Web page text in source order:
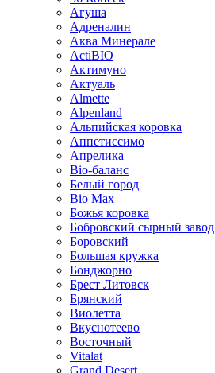
Агуша
Адреналин
Аква Минерале
ActiBIO
Актимуно
Актуаль
Almette
Alpenland
Альпийская коровка
Аппетиссимо
Апрелика
Bio-баланс
Белый город
Bio Max
Божья коровка
Бобровский сырный завод
Боровский
Большая кружка
Бонджорно
Брест Литовск
Брянский
Виолетта
Вкуснотеево
Восточный
Vitalat
Grand Desert